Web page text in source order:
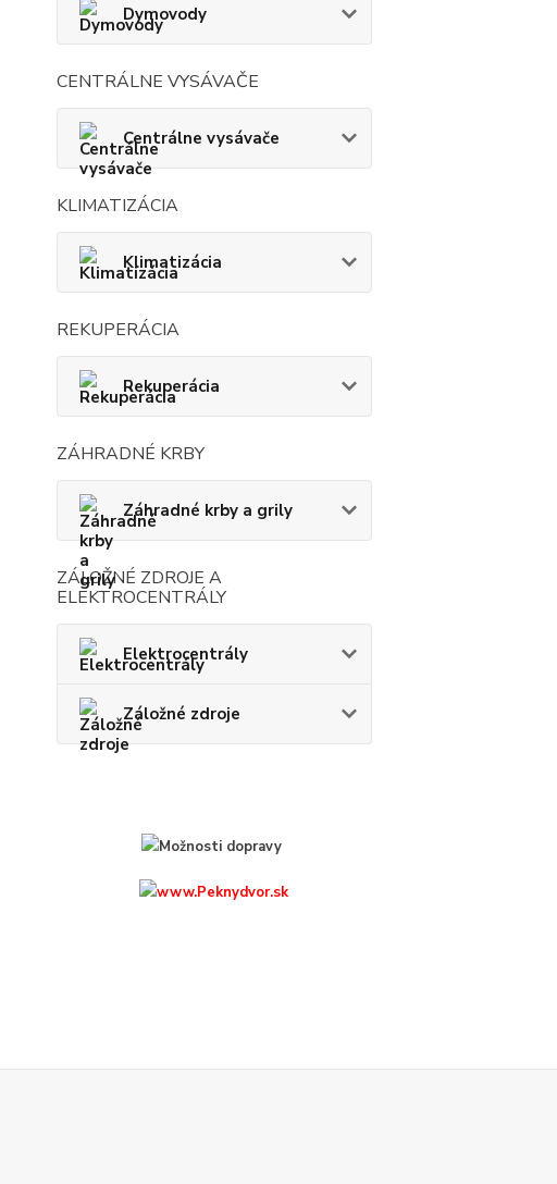
Dymovody
CENTRÁLNE VYSÁVAČE
Centrálne vysávače
KLIMATIZÁCIA
Klimatizácia
REKUPERÁCIA
Rekuperácia
ZÁHRADNÉ KRBY
Záhradné krby a grily
ZÁLOŽNÉ ZDROJE A
ELEKTROCENTRÁLY
Elektrocentrály
Záložné zdroje